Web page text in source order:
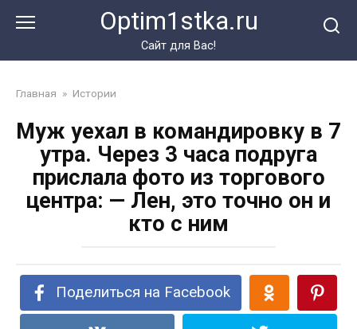
Optim1stka.ru
Сайт для Вас!
Главная » Истории
Муж уехал в командировку в 7
утра. Через 3 часа подруга
прислала фото из торгового
центра: — Лен, это точно он и
кто с ним
Поделиться на Facebook